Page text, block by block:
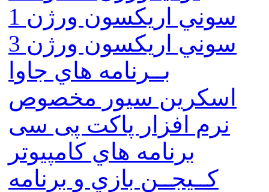
سوني اريكسون ورژن 1
سوني اريكسون ورژن 3
بــرنامه هاي جاوا
اسكرين سيور مخصوص
نرم افزار پاکت پی سی
برنامه هاي كامپيوتر
كــيجــن بازي و برنامه